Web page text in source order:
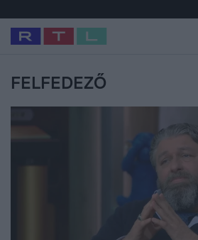
Legfrissebb RTL Híradó
Babits Marcella
FELFEDEZŐ